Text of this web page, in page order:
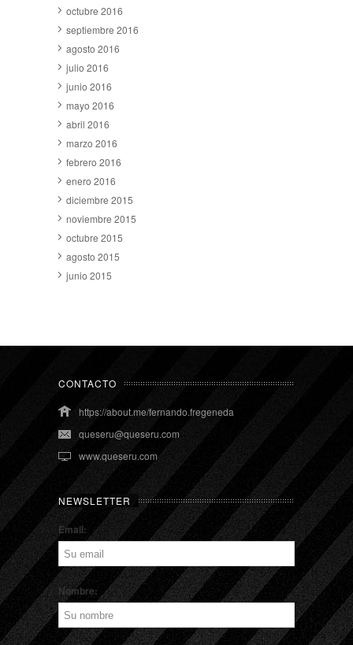
octubre 2016
septiembre 2016
agosto 2016
julio 2016
junio 2016
mayo 2016
abril 2016
marzo 2016
febrero 2016
enero 2016
diciembre 2015
noviembre 2015
octubre 2015
agosto 2015
junio 2015
CONTACTO
https://about.me/fernando.fregeneda
queseru@queseru.com
www.queseru.com
NEWSLETTER
Email:
Nombre: